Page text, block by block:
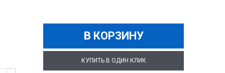
В КОРЗИНУ
КУПИТЬ В ОДИН КЛИК